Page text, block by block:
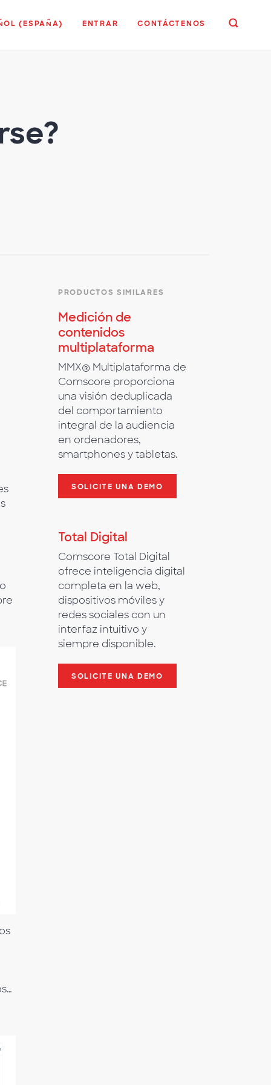
(ESPAÑA) ENTRAR CONTÁCTENOS
PRODUCTOS SIMILARES
Medición de
contenidos
multiplataforma
MMX® Multiplataforma de
Comscore proporciona
una visión deduplicada
del comportamiento
integral de la audiencia
en ordenadores,
smartphones y tabletas.
SOLICITE UNA DEMO
Total Digital
Comscore Total Digital
ofrece inteligencia digital
completa en la web,
dispositivos móviles y
redes sociales con un
interfaz intuitivo y
siempre disponible.
SOLICITE UNA DEMO